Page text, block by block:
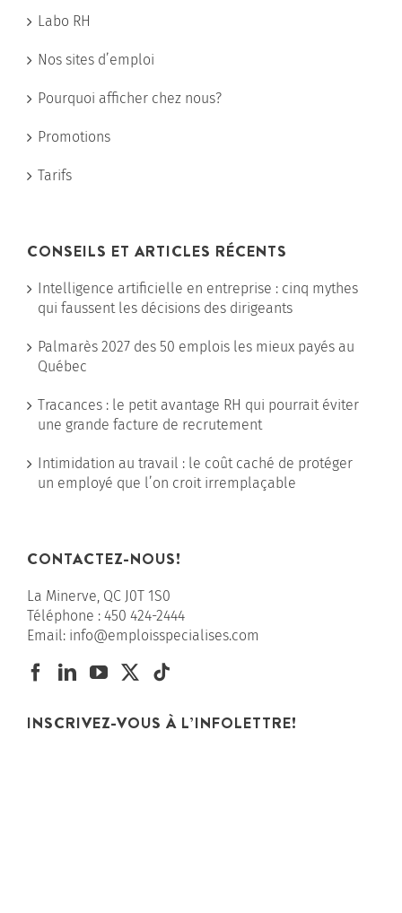
Labo RH
Nos sites d’emploi
Pourquoi afficher chez nous?
Promotions
Tarifs
CONSEILS ET ARTICLES RÉCENTS
Intelligence artificielle en entreprise : cinq mythes
qui faussent les décisions des dirigeants
Palmarès 2027 des 50 emplois les mieux payés au
Québec
Tracances : le petit avantage RH qui pourrait éviter
une grande facture de recrutement
Intimidation au travail : le coût caché de protéger
un employé que l’on croit irremplaçable
CONTACTEZ-NOUS!
La Minerve, QC J0T 1S0
Téléphone : 450 424-2444
Email: info@emploisspecialises.com
INSCRIVEZ-VOUS À L’INFOLETTRE!